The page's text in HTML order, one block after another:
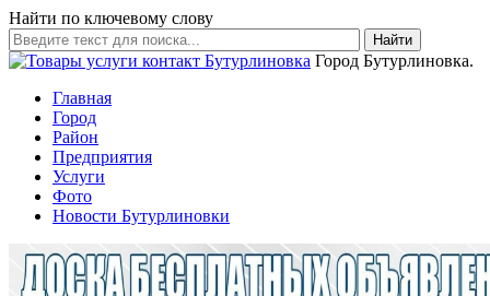
Найти по ключевому слову
Найти
Город Бутурлиновка.
Главная
Город
Район
Предприятия
Услуги
Фото
Новости Бутурлиновки